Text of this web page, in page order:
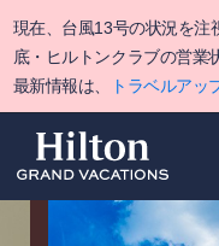
main
content
現在、台風13号の状況を注
底・ヒルトンクラブの営業
最新情報は、
トラベルアッ
空室を